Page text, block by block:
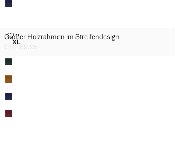
Größen
XLGROSSER HOLZRAHMEN IM STREIFENDESIGN
Großer Holzrahmen im Streifendesign
GROSSER HOLZRAHMEN IM STREIFENDESIGN
CHF 69.95
Farben